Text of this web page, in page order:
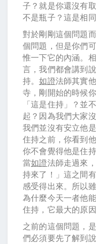
子？就是你還沒有
不是瓶子？這是相同
對於剛剛這個問題
個問題，但是你們
惟一下它的內涵。
言，我們都會講到說
持。如證法師其實
寺，剛開始的時候
「這是住持」？並
起？因為我們大家
我們並沒有安立他
住持之前，你看到
你不會覺得他是住
當如證法師走過來
持來了！」這之間
感受得出來。所以
為什麼今天一者他
住持，它最大的原
之前的這個問題，
們必須要先了解到